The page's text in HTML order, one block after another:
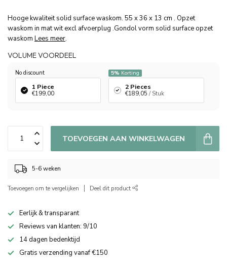
Hooge kwaliteit solid surface waskom. 55 x 36 x 13 cm . Opzet
waskom in mat wit excl afvoerplug .Gondol vorm solid surface opzet
waskom Lees meer.
VOLUME VOORDEEL
No discount
1 Piece
€199,00
5% Korting
2 Pieces
€189,05 / Stuk
TOEVOEGEN AAN WINKELWAGEN
5-6 weken
Toevoegen om te vergelijken Deel dit product
Eerlijk & transparant
Reviews van klanten: 9/10
14 dagen bedenktijd
Gratis verzending vanaf €150